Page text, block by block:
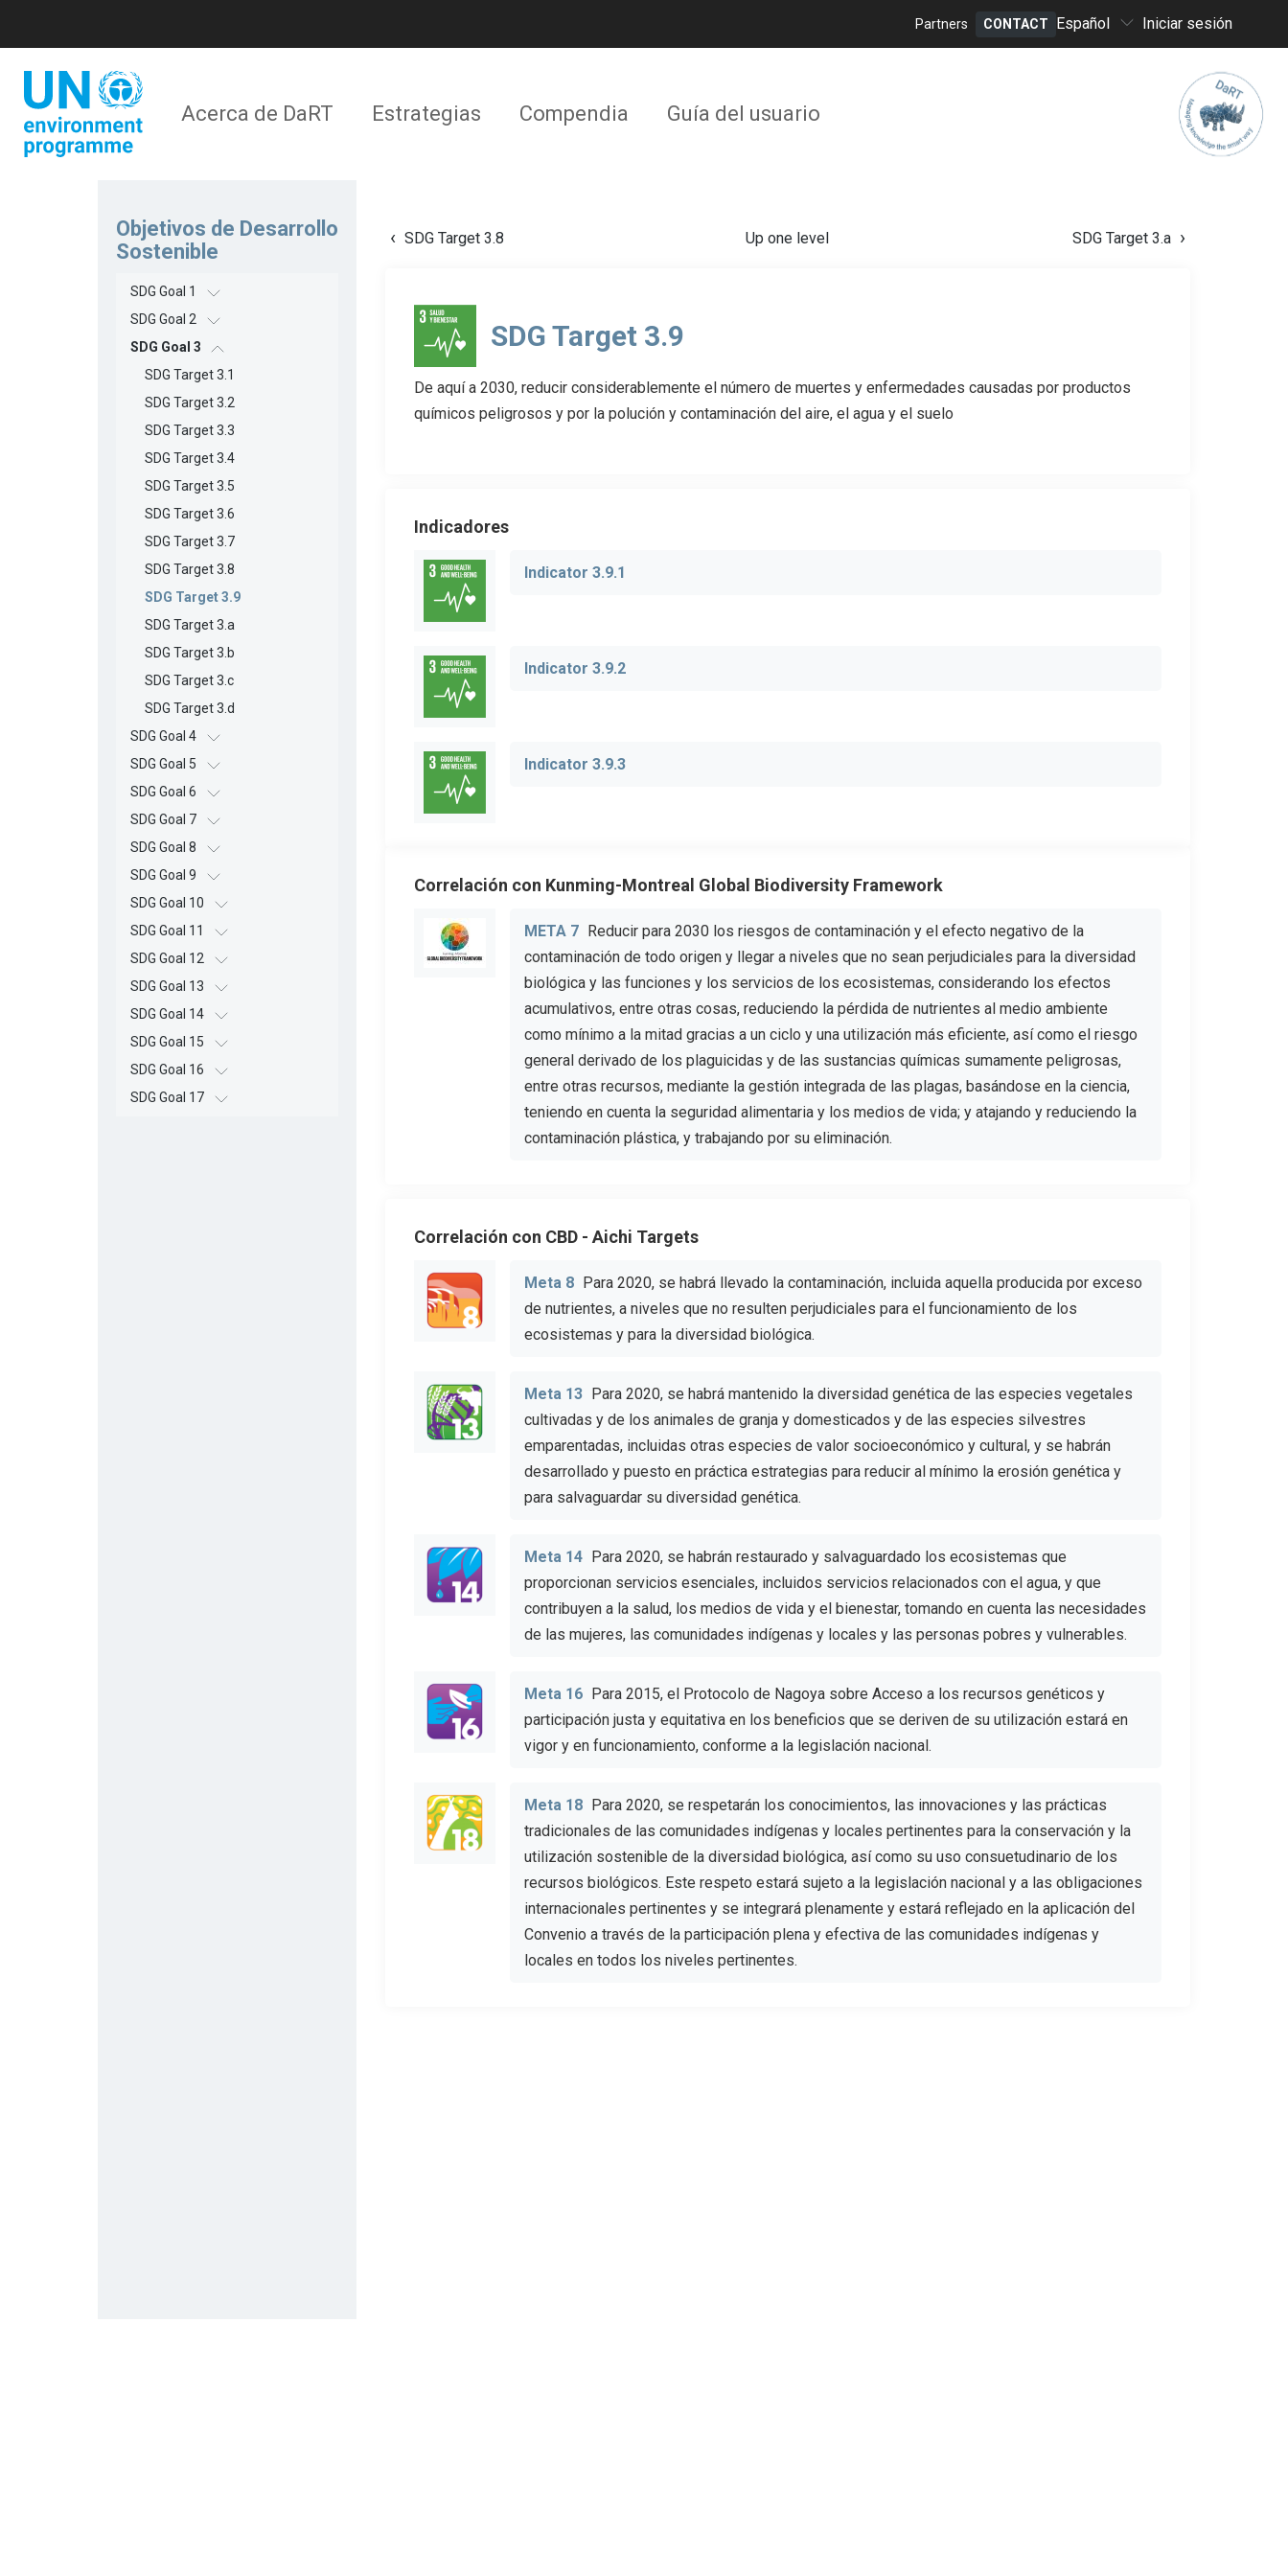
contenido
Navegación
Acerca de DaRT Estrategias Compendia Guía del usuario
Header
Partners CONTACT
Select
your
Español Iniciar sesión
Objetivos de Desarrollo
Sostenible
SDG Goal 1
SDG Goal 2
SDG Goal 3
SDG Target 3.1
SDG Target 3.2
SDG Target 3.3
SDG Target 3.4
SDG Target 3.5
SDG Target 3.6
SDG Target 3.7
SDG Target 3.8
SDG Target 3.9
SDG Target 3.a
SDG Target 3.b
SDG Target 3.c
SDG Target 3.d
SDG Goal 4
SDG Goal 5
SDG Goal 6
SDG Goal 7
SDG Goal 8
SDG Goal 9
SDG Goal 10
SDG Goal 11
SDG Goal 12
SDG Goal 13
SDG Goal 14
SDG Goal 15
SDG Goal 16
SDG Goal 17
SDG Target 3.8 Up one level SDG Target 3.a
SDG Target 3.9
De aquí a 2030, reducir considerablemente el número de muertes y enfermedades causadas por productos
químicos peligrosos y por la polución y contaminación del aire, el agua y el suelo
Indicadores
Indicator 3.9.1
Indicator 3.9.2
Indicator 3.9.3
Correlación con Kunming-Montreal Global Biodiversity Framework
META 7 Reducir para 2030 los riesgos de contaminación y el efecto negativo de la
contaminación de todo origen y llegar a niveles que no sean perjudiciales para la diversidad
biológica y las funciones y los servicios de los ecosistemas, considerando los efectos
acumulativos, entre otras cosas, reduciendo la pérdida de nutrientes al medio ambiente
como mínimo a la mitad gracias a un ciclo y una utilización más eficiente, así como el riesgo
general derivado de los plaguicidas y de las sustancias químicas sumamente peligrosas,
entre otras recursos, mediante la gestión integrada de las plagas, basándose en la ciencia,
teniendo en cuenta la seguridad alimentaria y los medios de vida; y atajando y reduciendo la
contaminación plástica, y trabajando por su eliminación.
Correlación con CBD - Aichi Targets
Meta 8 Para 2020, se habrá llevado la contaminación, incluida aquella producida por exceso
de nutrientes, a niveles que no resulten perjudiciales para el funcionamiento de los
ecosistemas y para la diversidad biológica.
Meta 13 Para 2020, se habrá mantenido la diversidad genética de las especies vegetales
cultivadas y de los animales de granja y domesticados y de las especies silvestres
emparentadas, incluidas otras especies de valor socioeconómico y cultural, y se habrán
desarrollado y puesto en práctica estrategias para reducir al mínimo la erosión genética y
para salvaguardar su diversidad genética.
Meta 14 Para 2020, se habrán restaurado y salvaguardado los ecosistemas que
proporcionan servicios esenciales, incluidos servicios relacionados con el agua, y que
contribuyen a la salud, los medios de vida y el bienestar, tomando en cuenta las necesidades
de las mujeres, las comunidades indígenas y locales y las personas pobres y vulnerables.
Meta 16 Para 2015, el Protocolo de Nagoya sobre Acceso a los recursos genéticos y
participación justa y equitativa en los beneficios que se deriven de su utilización estará en
vigor y en funcionamiento, conforme a la legislación nacional.
Meta 18 Para 2020, se respetarán los conocimientos, las innovaciones y las prácticas
tradicionales de las comunidades indígenas y locales pertinentes para la conservación y la
utilización sostenible de la diversidad biológica, así como su uso consuetudinario de los
recursos biológicos. Este respeto estará sujeto a la legislación nacional y a las obligaciones
internacionales pertinentes y se integrará plenamente y estará reflejado en la aplicación del
Convenio a través de la participación plena y efectiva de las comunidades indígenas y
locales en todos los niveles pertinentes.